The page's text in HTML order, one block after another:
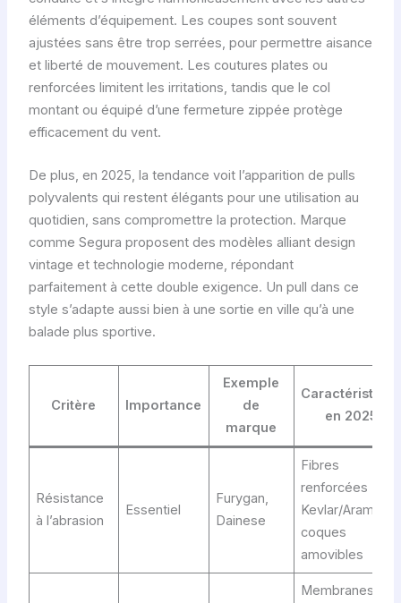
éléments d’équipement. Les coupes sont souvent
ajustées sans être trop serrées, pour permettre aisance
et liberté de mouvement. Les coutures plates ou
renforcées limitent les irritations, tandis que le col
montant ou équipé d’une fermeture zippée protège
efficacement du vent.
De plus, en 2025, la tendance voit l’apparition de pulls
polyvalents qui restent élégants pour une utilisation au
quotidien, sans compromettre la protection. Marque
comme Segura proposent des modèles alliant design
vintage et technologie moderne, répondant
parfaitement à cette double exigence. Un pull dans ce
style s’adapte aussi bien à une sortie en ville qu’à une
balade plus sportive.
Critère Importance
Exemple
de
marque
en 2025
Résistance
à l’abrasion
Essentiel
Furygan,
Dainese
Fibres
renforcées
Kevlar/Aramide,
coques
amovibles
Membranes